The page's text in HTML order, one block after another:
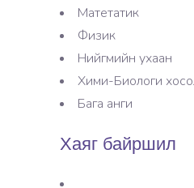
Матетатик
Физик
Нийгмийн ухаан
Хими-Биологи
Бага анги
Хаяг байршил